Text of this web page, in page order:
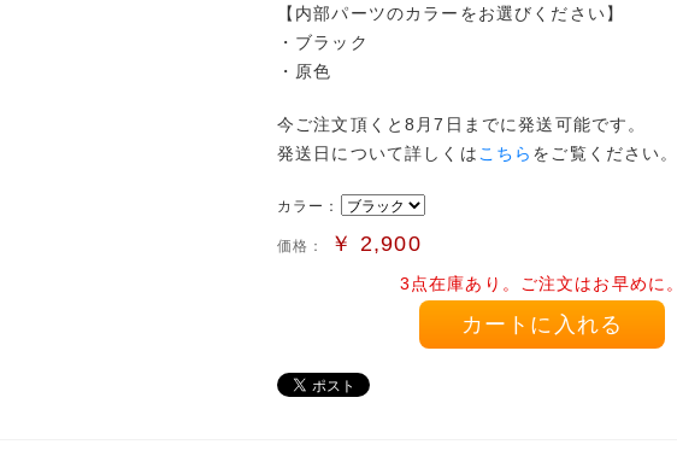
【内部パーツのカラーをお選びください】
・ブラック
・原色
今ご注文頂くと8月7日までに発送可能です。
発送日について詳しくは こちら をご覧ください。
カラー：
価格： ￥ 2,900
3点在庫あり。ご注文はお早めに。
カートに入れる